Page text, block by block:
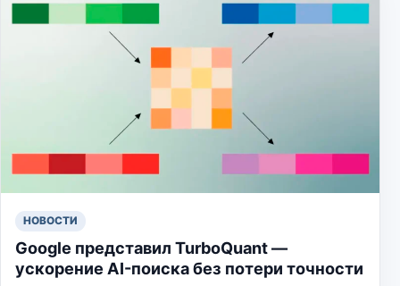
НОВОСТИ
Google представил TurboQuant —
ускорение AI-поиска без потери точности